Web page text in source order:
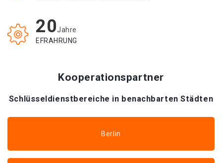
20Jahre
EFRAHRUNG
Kooperationspartner
Schlüsseldienstbereiche in benachbarten Städten
Berlin